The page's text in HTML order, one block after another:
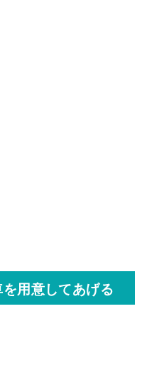
用意してあげる